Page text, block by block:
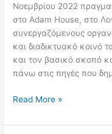
Νοεμβρίου 2022
στο Adam House, στο
συνεργαζόμενους
και διαδικτυακό κοινό
και τον βασικό σκοπό
πάνω στις πηγές που
Read More »